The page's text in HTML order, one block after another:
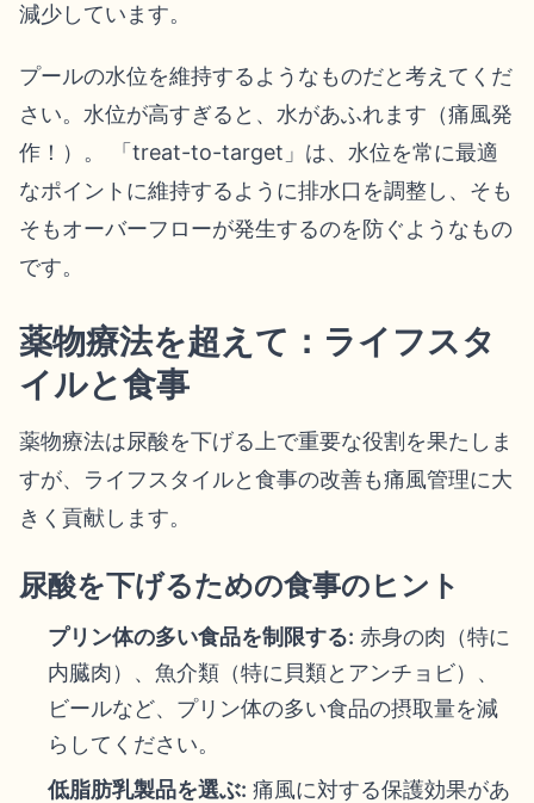
減少しています。
プールの水位を維持するようなものだと考えてくだ
さい。水位が高すぎると、水があふれます（痛風発
作！）。 「treat-to-target」は、水位を常に最適
なポイントに維持するように排水口を調整し、そも
そもオーバーフローが発生するのを防ぐようなもの
です。
薬物療法を超えて：ライフスタ
イルと食事
薬物療法は尿酸を下げる上で重要な役割を果たしま
すが、ライフスタイルと食事の改善も痛風管理に大
きく貢献します。
尿酸を下げるための食事のヒント
プリン体の多い食品を制限する: 赤身の肉（特に
内臓肉）、魚介類（特に貝類とアンチョビ）、
ビールなど、プリン体の多い食品の摂取量を減
らしてください。
低脂肪乳製品を選ぶ: 痛風に対する保護効果があ